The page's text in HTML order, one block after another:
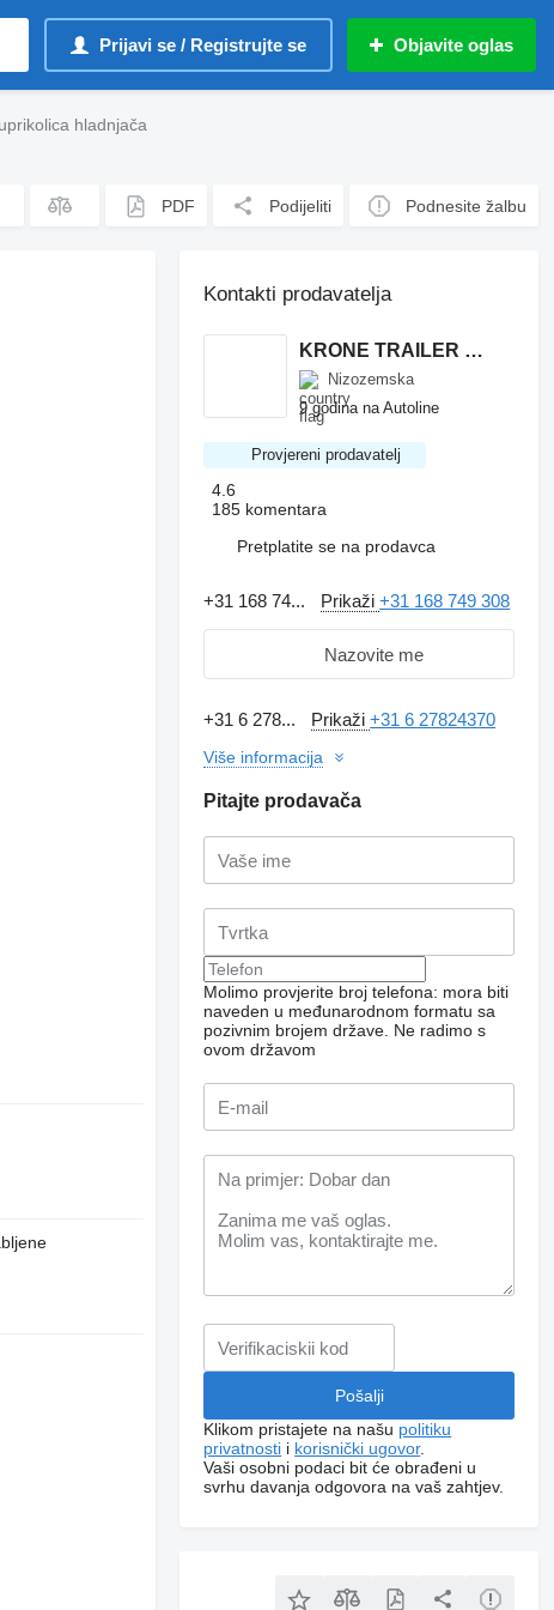
Prijavi se / Registrujte se Objavite oglas
hladnjača
PDF Podijeliti Podnesite žalbu
Kontakti prodavatelja
KRONE TRAILER BV
Nizozemska
9 godina na Autoline
Provjereni prodavatelj
4.6
185 komentara
Pretplatite se na prodavca
+31 168 74... Prikaži+31 168 749 308
Nazovite me
+31 6 278... Prikaži+31 6 27824370
Više informacija
Pitajte prodavača
Molimo provjerite broj telefona: mora biti
naveden u međunarodnom formatu sa
pozivnim brojem države. Ne radimo s
ovom državom
Klikom pristajete na našu politiku
privatnosti i korisnički ugovor.
Vaši osobni podaci bit će obrađeni u
svrhu davanja odgovora na vaš zahtjev.